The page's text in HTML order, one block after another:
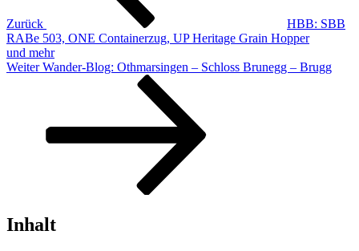
Zurück
HBB: SBB
RABe 503, ONE Containerzug, UP Heritage Grain Hopper
und mehr
Nächster
Weiter Wander-Blog: Othmarsingen – Schloss Brunegg – Brugg
Inhalt